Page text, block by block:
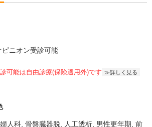
ピニオン受診可能
可能は自由診療(保険適用外)です 詳しく見る
人科 骨盤臓器脱 人工透析 男性更年期 前